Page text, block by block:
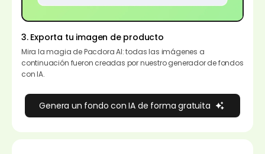
3. Exporta tu imagen de producto
Mira la magia de Pacdora AI: todas las imágenes a
continuación fueron creadas por nuestro generador de fondos
con IA.
Genera un fondo con IA de forma gratuita